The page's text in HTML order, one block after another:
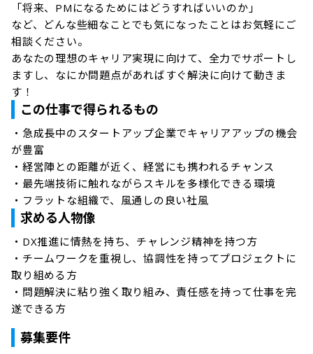
「将来、PMになるためにはどうすればいいのか」
など、どんな些細なことでも気になったことはお気軽にご
相談ください。
あなたの理想のキャリア実現に向けて、全力でサポートし
ますし、なにか問題点があればすぐ解決に向けて動きま
す！
この仕事で得られるもの
・急成長中のスタートアップ企業でキャリアアップの機会
が豊富
・経営陣との距離が近く、経営にも携われるチャンス
・最先端技術に触れながらスキルを多様化できる環境
・フラットな組織で、風通しの良い社風
求める人物像
・DX推進に情熱を持ち、チャレンジ精神を持つ方
・チームワークを重視し、協調性を持ってプロジェクトに
取り組める方
・問題解決に粘り強く取り組み、責任感を持って仕事を完
遂できる方
募集要件